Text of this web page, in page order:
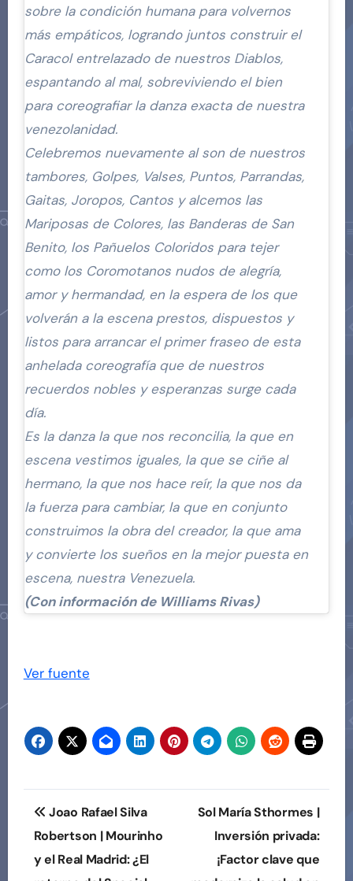
sobre la condición humana para volvernos
más empáticos, logrando juntos construir el
Caracol entrelazado de nuestros Diablos,
espantando al mal, sobreviviendo el bien
para coreografiar la danza exacta de nuestra
venezolanidad.
Celebremos nuevamente al son de nuestros
tambores, Golpes, Valses, Puntos, Parrandas,
Gaitas, Joropos, Cantos y alcemos las
Mariposas de Colores, las Banderas de San
Benito, los Pañuelos Coloridos para tejer
como los Coromotanos nudos de alegría,
amor y hermandad, en la espera de los que
volverán a la escena prestos, dispuestos y
listos para arrancar el primer fraseo de esta
anhelada coreografía que de nuestros
recuerdos nobles y esperanzas surge cada
día.
Es la danza la que nos reconcilia, la que en
escena vestimos iguales, la que se ciñe al
hermano, la que nos hace reír, la que nos da
la fuerza para cambiar, la que en conjunto
construimos la obra del creador, la que ama
y convierte los sueños en la mejor puesta en
escena, nuestra Venezuela.
(Con información de Williams Rivas)
de
Ver fuente
Navegación
de
entradas
Joao Rafael Silva
Robertson | Mourinho
y el Real Madrid: ¿El
Sol María Sthormes |
Inversión privada:
¡Factor clave que